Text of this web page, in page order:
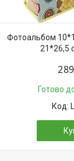
Фотоальбом
21*26,5
Готово